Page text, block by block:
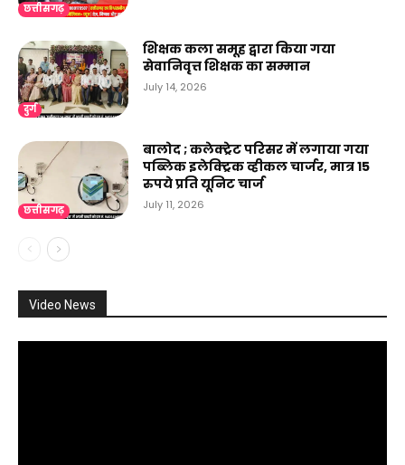
छत्तीसगढ़
दुर्ग
शिक्षक कला समूह द्वारा किया गया
सेवानिवृत्त शिक्षक का सम्मान
July 14, 2026
छत्तीसगढ़
बालोद ; कलेक्ट्रेट परिसर में लगाया गया
पब्लिक इलेक्ट्रिक व्हीकल चार्जर, मात्र 15
रुपये प्रति यूनिट चार्ज
July 11, 2026
Video News